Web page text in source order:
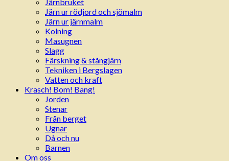
Järn ur rödjord och sjömalm
Järn ur järnmalm
Kolning
Masugnen
Slagg
Färskning & stångjärn
Tekniken i Bergslagen
Vatten och kraft
Krasch! Bom! Bang!
Jorden
Stenar
Från berget
Ugnar
Då och nu
Barnen
Om oss